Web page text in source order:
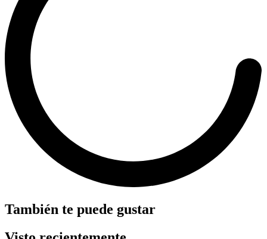
También te puede gustar